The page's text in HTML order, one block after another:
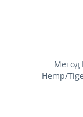
Метод
Hemp/